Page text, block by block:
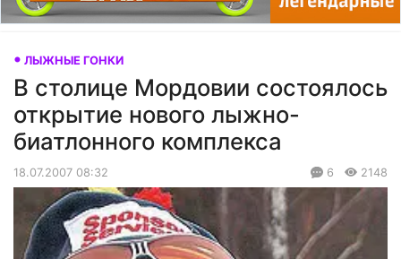
ЛЫЖНЫЕ ГОНКИ
В столице Мордовии состоялось
открытие нового лыжно-
биатлонного комплекса
18.07.2007 08:32 6 2148